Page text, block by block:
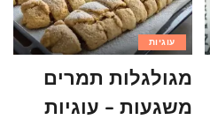
עוגיות
מגולגלות תמרים
משגעות – עוגיות